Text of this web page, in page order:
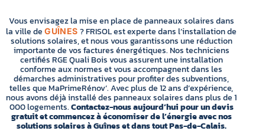
Vous envisagez la mise en place de panneaux solaires dans
la ville deGUÎNES ? FRISOL est experte dans l’installation de
solutions solaires, et nous vous garantissons une réduction
importante de vos factures énergétiques. Nos techniciens
certifiés RGE Quali Bois vous assurent une installation
conforme aux normes et vous accompagnent dans les
démarches administratives pour profiter des subventions,
telles que MaPrimeRénov’. Avec plus de 12 ans d’expérience,
nous avons déjà installé des panneaux solaires dans plus de 1
000 logements.Contactez-nous aujourd’hui pour un devis
gratuit et commencez à économiser de l’énergie avec nos
solutions solaires à Guînes et dans tout Pas-de-Calais.